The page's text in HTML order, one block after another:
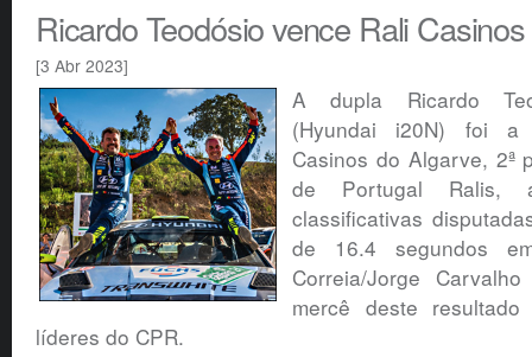
Ricardo Teodósio vence Rali
[3 Abr 2023]
A dupla Ricardo
(Hyundai i20N) foi a
Casinos do Algarve, 2ª
de Portugal
classificativas
de 16.4 segundos
Correia/Jorge
mercê deste
líderes do CPR.